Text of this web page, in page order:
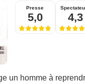
Presse
5,0 4,3
un homme à